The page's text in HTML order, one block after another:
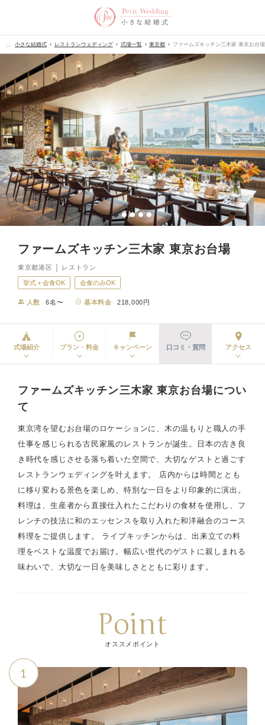
小さな結婚式 レストランウェディング 式場一覧 東京都 ファームズキッチン三木家 東京お台場
ファームズキッチン三木家 東京お台場
東京都港区 │ レストラン
挙式＋会食OK 会食のみOK
人数 6名〜 基本料金 218,000円
式場紹介 プラン・料金 キャンペーン 口コミ・質問 アクセス
ファームズキッチン三木家 東京お台場につい
て
東京湾を望むお台場のロケーションに、木の温もりと職人の手
仕事を感じられる古民家風のレストランが誕生。日本の古き良
き時代を感じさせる落ち着いた空間で、大切なゲストと過ごす
レストランウェディングを叶えます。 店内からは時間ととも
に移り変わる景色を楽しめ、特別な一日をより印象的に演出。
料理は、生産者から直接仕入れたこだわりの食材を使用し、フ
レンチの技法に和のエッセンスを取り入れた和洋融合のコース
料理をご提供します。 ライブキッチンからは、出来立ての料
理をベストな温度でお届け。幅広い世代のゲストに親しまれる
味わいで、大切な一日を美味しさとともに彩ります。
Point
オススメポイント
1